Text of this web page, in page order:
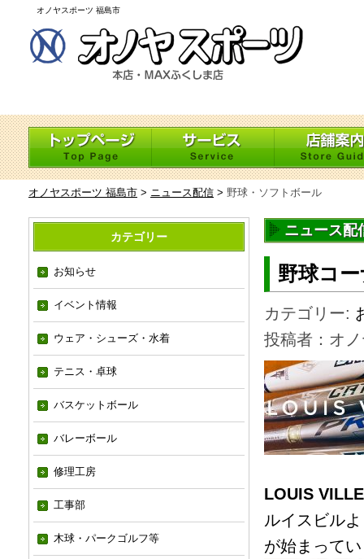
オノヤスポーツ 福島市
オノヤスポーツ 福島市 > ニュース配信 > 野球・ソフトボール
カテゴリー
お知らせ
イベント情報
ウェア・シューズ・水着
テニス・卓球
バスケットボール
バレーボール
修理工房
工事部
木球・パークゴルフ等
ニュース配
野球コ
カテゴリー:
投稿者：オ
LOUIS
ルイスビル
が始まって